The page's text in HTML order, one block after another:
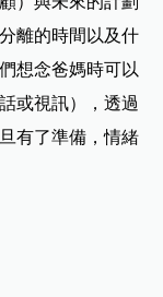
離的時間以及什
想念爸媽時可以
或視訊），透過
有了準備，情緒